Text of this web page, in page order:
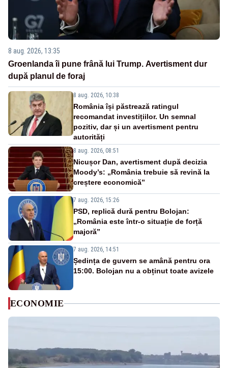
8 aug. 2026, 13:35
Groenlanda îi pune frână lui Trump. Avertisment dur
după planul de foraj
8 aug. 2026, 10:38
România își păstrează ratingul
recomandat investițiilor. Un semnal
pozitiv, dar și un avertisment pentru
autorități
8 aug. 2026, 08:51
Nicușor Dan, avertisment după decizia
Moody’s: „România trebuie să revină la
creștere economică”
7 aug. 2026, 15:26
PSD, replică dură pentru Bolojan:
„România este într-o situație de forță
majoră”
7 aug. 2026, 14:51
Ședința de guvern se amână pentru ora
15:00. Bolojan nu a obținut toate avizele
ECONOMIE